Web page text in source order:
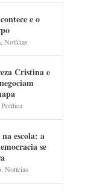
e o
,Notícias
Cristina e
,Política
escola: a
se
,Notícias